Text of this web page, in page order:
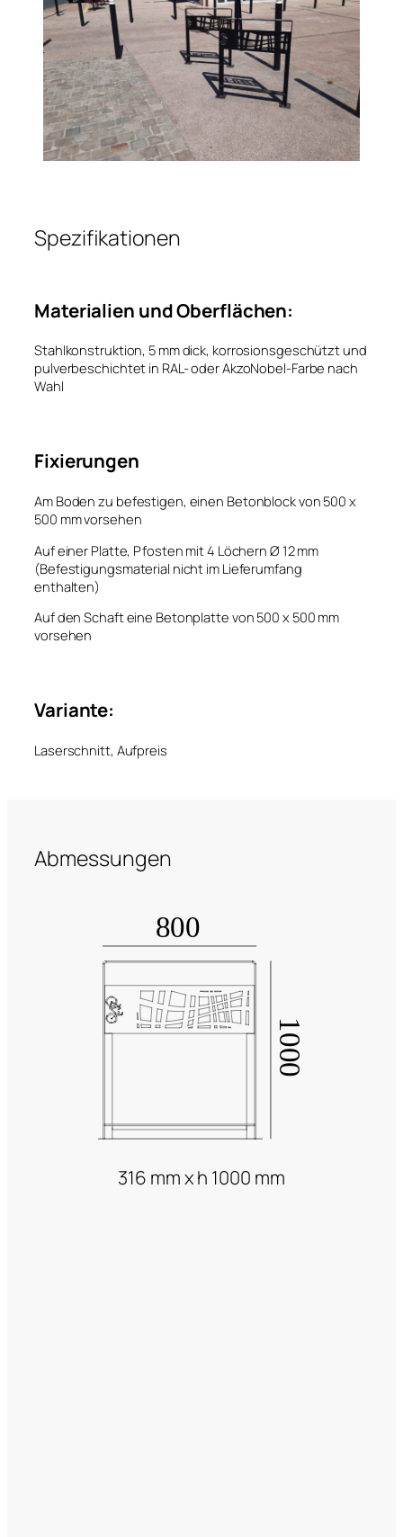
Spezifikationen
Materialien und Oberflächen:
Stahlkonstruktion, 5 mm dick, korrosionsgeschützt und
pulverbeschichtet in RAL- oder AkzoNobel-Farbe nach
Wahl
Fixierungen
Am Boden zu befestigen, einen Betonblock von 500 x
500 mm vorsehen
Auf einer Platte, Pfosten mit 4 Löchern Ø 12 mm
(Befestigungsmaterial nicht im Lieferumfang
enthalten)
Auf den Schaft eine Betonplatte von 500 x 500 mm
vorsehen
Variante:
Laserschnitt, Aufpreis
Abmessungen
316 mm x h 1000 mm